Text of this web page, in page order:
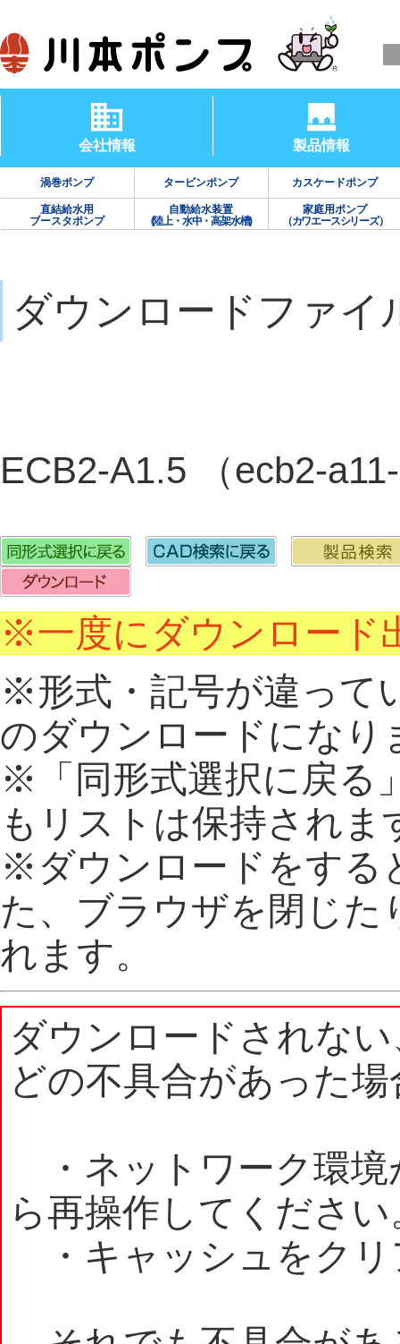
会社情報 製品情報
渦巻ポンプ タービンポンプ カスケードポンプ
直結給水用
ブースタポンプ
自動給水装置
(陸上・水中・高架水槽)
家庭用ポンプ
（カワエースシリーズ）
ダウンロードファイ
ECB2-A1.5 （ecb2-
※一度にダウンロード
※形式・記号が違って
のダウンロードになり
※「同形式選択に戻る
もリストは保持されま
※ダウンロードをする
た、ブラウザを閉じた
れます。
ダウンロードされな
どの不具合があった
・ネットワーク環境
ら再操作してください
・キャッシュをクリ